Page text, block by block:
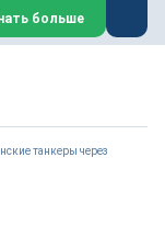
турбин
и паровых
ТЭС,
больше
танкеры через